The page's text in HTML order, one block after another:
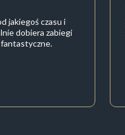
jakiegoś czasu i
dobiera zabiegi